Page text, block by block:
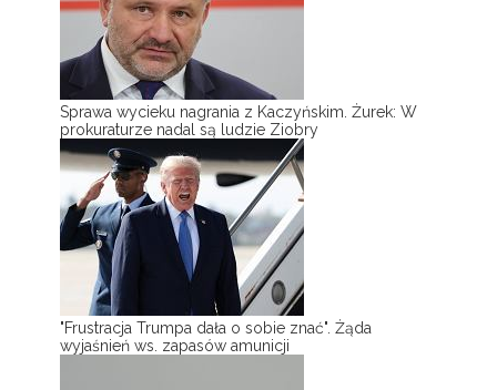
Sprawa wycieku nagrania z Kaczyńskim. Żurek: W
prokuraturze nadal są ludzie Ziobry
"Frustracja Trumpa dała o sobie znać". Żąda
wyjaśnień ws. zapasów amunicji